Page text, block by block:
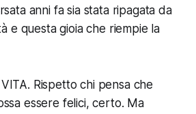
anni fa sia stata ripagata da
e questa gioia che riempie la
Rispetto chi pensa che
essere felici, certo. Ma